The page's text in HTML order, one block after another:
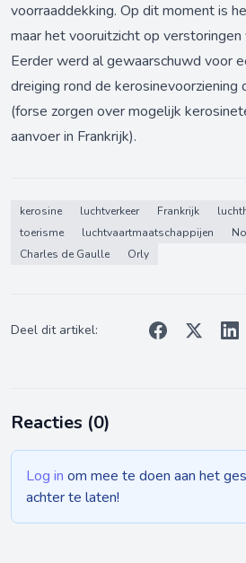
voorraaddekking. Op dit moment is
maar het vooruitzicht op
Eerder werd al gewaarschuwd voor
dreiging rond de
(forse zorgen over mogelijk
aanvoer in Frankrijk).
kerosine luchtverkeer Frankrijk
toerisme
luchtvaartmaatschappijen
Charles de Gaulle
Orly
Deel dit artikel:
Reacties (0)
Log in om mee te doen aan het
achter te laten!